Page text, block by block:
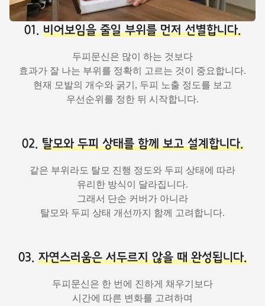
01. 비어보임을 줄일 부위를 먼저 선별합니다.
두피문신은 많이 하는 것보다
효과가 잘 나는 부위를 정확히 고르는 것이 중요합니다.
현재 모발의 개수와 굵기, 두피 노출 정도를 보고
우선순위를 정한 뒤 시작합니다.
02. 탈모와 두피 상태를 함께 보고 설계합니다.
같은 부위라도 탈모 진행 정도와 두피 상태에 따라
유리한 방식이 달라집니다.
그래서 단순 커버가 아니라
탈모와 두피 상태 개선까지 함께 고려합니다.
03. 자연스러움은 서두르지 않을 때 완성됩니다.
두피문신은 한 번에 진하게 채우기보다
시간에 따른 변화를 고려하며